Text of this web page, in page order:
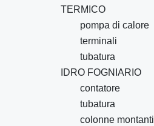
TERMICO
pompa di calore
terminali
tubatura
IDRO FOGNIARIO
contatore
tubatura
colonne montanti